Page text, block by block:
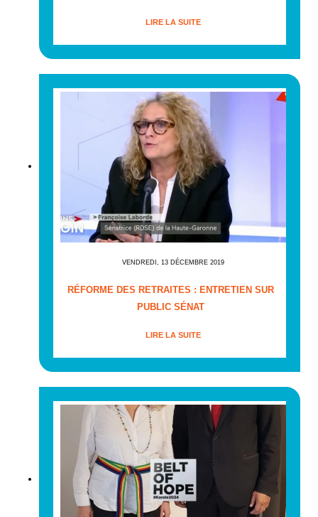
LIRE LA SUITE
VENDREDI, 13 DÉCEMBRE 2019
RÉFORME DES RETRAITES : ENTRETIEN SUR
PUBLIC SÉNAT
LIRE LA SUITE